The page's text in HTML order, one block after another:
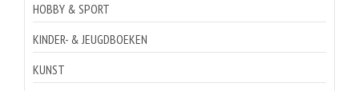
HOBBY & SPORT
KINDER- & JEUGDBOEKEN
KUNST